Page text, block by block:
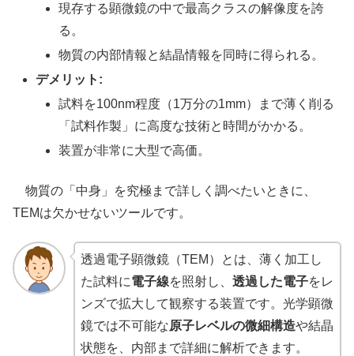
現存する顕微鏡の中で最高クラスの解像度を誇
る。
物質の内部情報と結晶情報を同時に得られる。
デメリット:
試料を100nm程度（1万分の1mm）まで薄く削る
「試料作製」に高度な技術と時間がかかる。
装置が非常に大型で高価。
物質の「中身」を究極まで詳しく調べたいときに、
TEMは欠かせないツールです。
透過電子顕微鏡（TEM）とは、薄く加工し
た試料に電子線を照射し、 透過した電子をレ
ンズで拡大して観察する装置です。光学顕微
鏡では不可能な原子レベルの微細構造や結晶
状態を、内部まで詳細に解析できます。